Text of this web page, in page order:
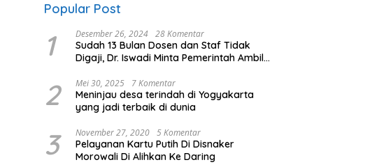
Popular Post
1 Desember 26, 2024 28 Komentar
Sudah 13 Bulan Dosen dan Staf Tidak
Digaji, Dr. Iswadi Minta Pemerintah Ambil
2 Mei 30, 2025 7 Komentar
Meninjau desa terindah di Yogyakarta
yang jadi terbaik di dunia
3 November 27, 2020 5 Komentar
Pelayanan Kartu Putih Di Disnaker
Morowali Di Alihkan Ke Daring